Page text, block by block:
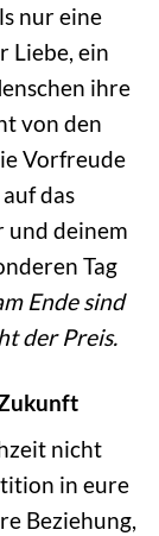
nur eine
Liebe, ein
ihre
von den
Vorfreude
das
und deinem
Tag
Ende sind
der Preis.
nicht
in eure
Beziehung,